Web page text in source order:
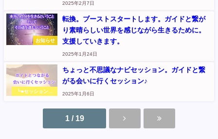
2025年2月7日
お知らせ
転換。ブーストスタートします。ガイドと繋が
り素晴らしい世界を感じながら生きるために。
支援していきます。
2025年1月24日
┗■セッションメ
ちょっと不思議なナビセッション。ガイドと繋
がる会いに行くセッション♪
2025年1月6日
1 / 19